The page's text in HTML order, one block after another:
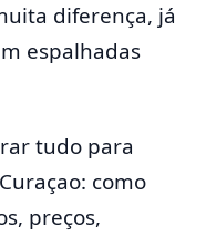
diferença, já
espalhadas
tudo para
como
preços,